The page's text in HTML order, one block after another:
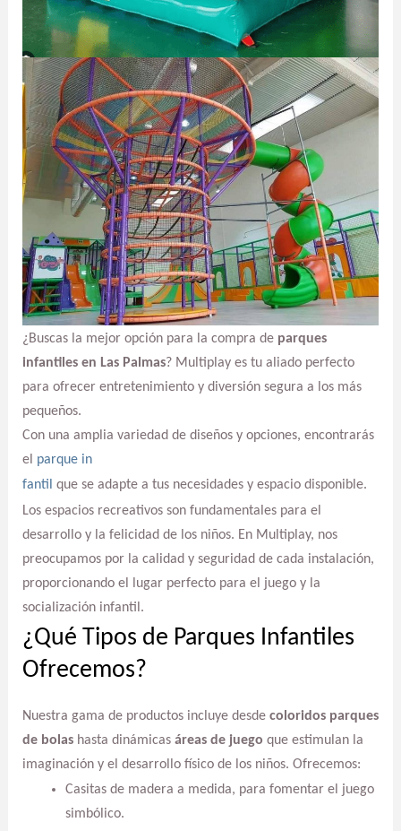
¿Buscas la mejor opción para la compra de parques
infantiles en Las Palmas? Multiplay es tu aliado perfecto
para ofrecer entretenimiento y diversión segura a los más
pequeños.
Con una amplia variedad de diseños y opciones, encontrarás
el parque in
fantil que se adapte a tus necesidades y espacio disponible.
Los espacios recreativos son fundamentales para el
desarrollo y la felicidad de los niños. En Multiplay, nos
preocupamos por la calidad y seguridad de cada instalación,
proporcionando el lugar perfecto para el juego y la
socialización infantil.
¿Qué Tipos de Parques Infantiles
Ofrecemos?
Nuestra gama de productos incluye desde coloridos parques
de bolashasta dinámicas áreas de juego que estimulan la
imaginación y el desarrollo físico de los niños. Ofrecemos:
Casitas de madera a medida, para fomentar el juego
simbólico.